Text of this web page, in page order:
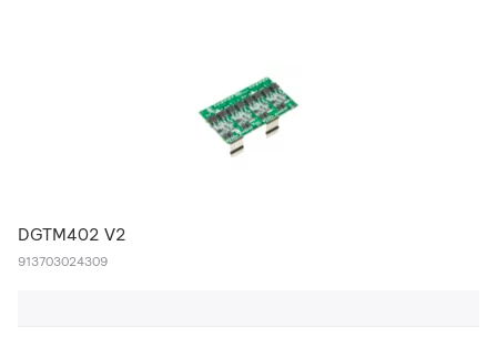
DGTM402 V2
913703024309